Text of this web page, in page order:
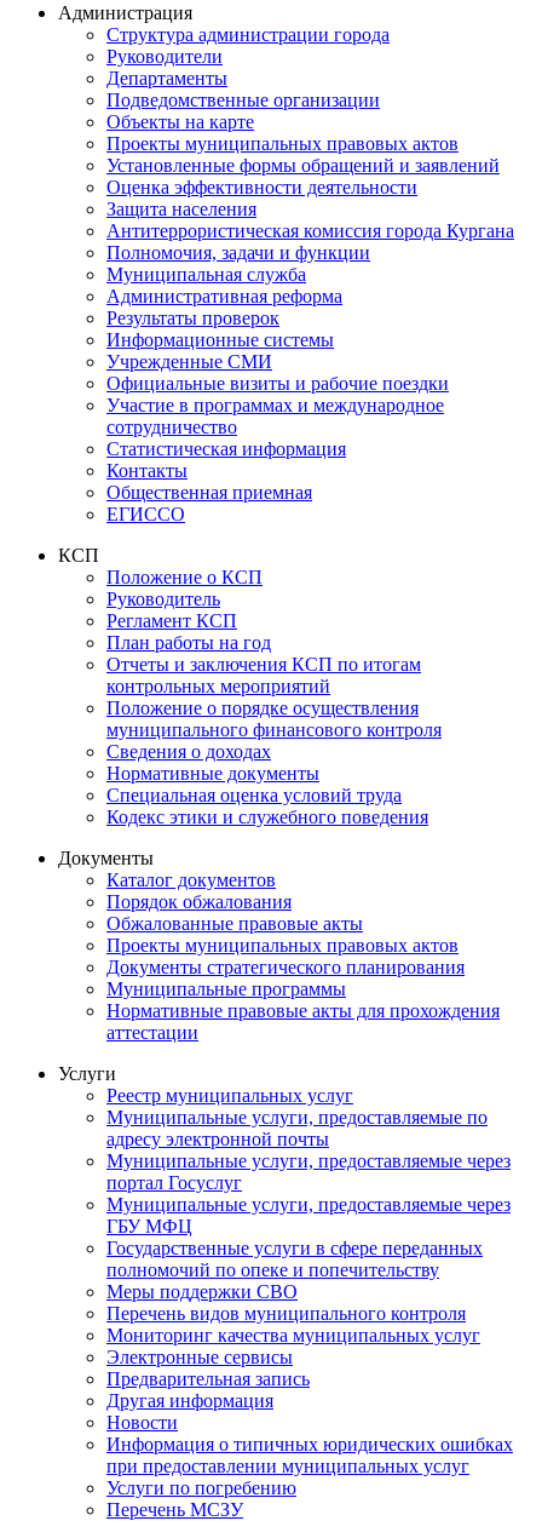
Администрация
Структура администрации города
Руководители
Департаменты
Подведомственные организации
Объекты на карте
Проекты муниципальных правовых актов
Установленные формы обращений и заявлений
Оценка эффективности деятельности
Защита населения
Антитеррористическая комиссия города Кургана
Полномочия, задачи и функции
Муниципальная служба
Административная реформа
Результаты проверок
Информационные системы
Учрежденные СМИ
Официальные визиты и рабочие поездки
Участие в программах и международное
сотрудничество
Статистическая информация
Контакты
Общественная приемная
ЕГИССО
КСП
Положение о КСП
Руководитель
Регламент КСП
План работы на год
Отчеты и заключения КСП по итогам
контрольных мероприятий
Положение о порядке осуществления
муниципального финансового контроля
Сведения о доходах
Нормативные документы
Специальная оценка условий труда
Кодекс этики и служебного поведения
Документы
Каталог документов
Порядок обжалования
Обжалованные правовые акты
Проекты муниципальных правовых актов
Документы стратегического планирования
Муниципальные программы
Нормативные правовые акты для прохождения
аттестации
Услуги
Реестр муниципальных услуг
Муниципальные услуги, предоставляемые по
адресу электронной почты
Муниципальные услуги, предоставляемые через
портал Госуслуг
Муниципальные услуги, предоставляемые через
ГБУ МФЦ
Государственные услуги в сфере переданных
полномочий по опеке и попечительству
Меры поддержки СВО
Перечень видов муниципального контроля
Мониторинг качества муниципальных услуг
Электронные сервисы
Предварительная запись
Другая информация
Новости
Информация о типичных юридических ошибках
при предоставлении муниципальных услуг
Услуги по погребению
Перечень МСЗУ